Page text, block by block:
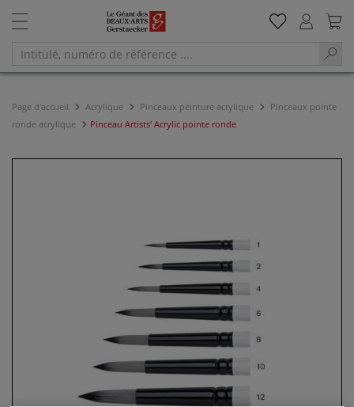
Page d'accueil Acrylique Pinceaux peinture acrylique
Pinceaux pointe
ronde acrylique
Pinceau Artists' Acrylic pointe ronde